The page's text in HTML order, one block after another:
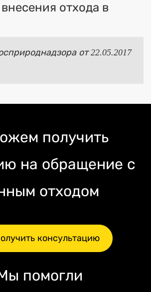
отхода в
от 22.05.2017
получить
на обращение с
отходом
консультацию
помогли